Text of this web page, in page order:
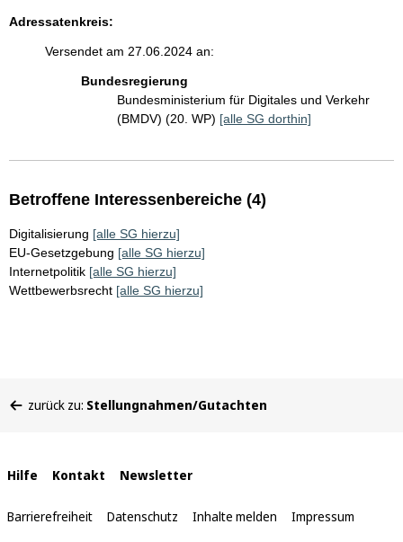
Adressatenkreis:
Versendet am 27.06.2024 an:
Bundesregierung
Bundesministerium für Digitales und Verkehr
(BMDV) (20. WP) [alle SG dorthin]
Betroffene Interessenbereiche (4)
Digitalisierung [alle SG hierzu]
EU-Gesetzgebung [alle SG hierzu]
Internetpolitik [alle SG hierzu]
Wettbewerbsrecht [alle SG hierzu]
befinden
zurück zu: Stellungnahmen/Gutachten
Interne
Links
Hilfe Kontakt Newsletter
Barrierefreiheit Datenschutz Inhalte melden Impressum